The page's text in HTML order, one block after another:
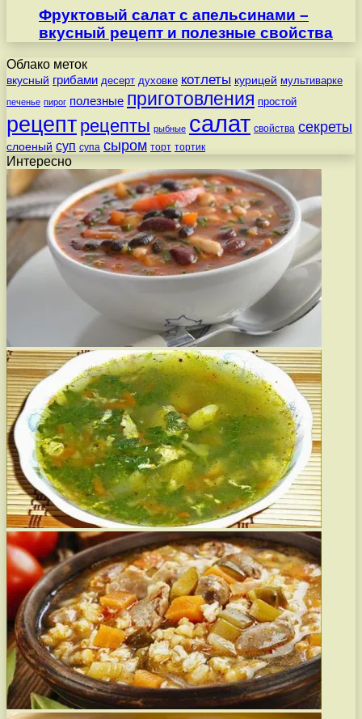
Фруктовый салат с апельсинами –
вкусный рецепт и полезные свойства
Облако меток
вкусный грибами десерт духовке котлеты курицей мультиварке
печенье пирог полезные приготовления простой
рецепт рецепты рыбные салат свойства секреты
слоеный суп супа сыром торт тортик
Интересно